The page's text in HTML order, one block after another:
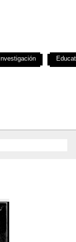
Investigación